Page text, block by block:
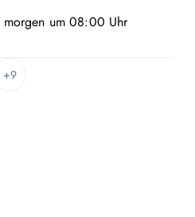
morgen um08:00 Uhr
+9